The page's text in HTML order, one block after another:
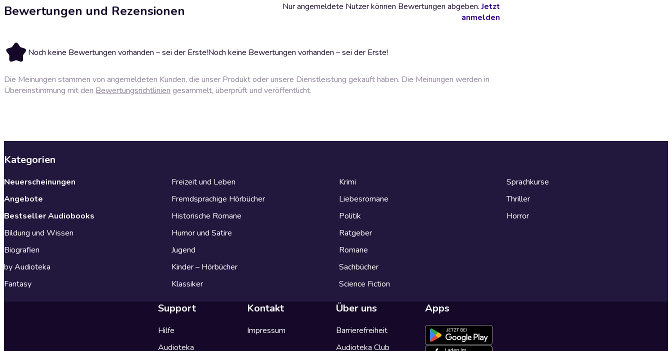
Bewertungen und Rezensionen
Noch keine Bewertungen vorhanden – sei der Erste!Noch keine Bewertungen vorhanden – sei der Erste!
Nur angemeldete Nutzer können Bewertungen abgeben.Jetzt
anmelden
Die Meinungen stammen von angemeldeten Kunden, die unser Produkt oder unsere Dienstleistung gekauft haben. Die Meinungen werden in
Übereinstimmung mit den Bewertungsrichtlinien gesammelt, überprüft und veröffentlicht.
Kategorien
Neuerscheinungen
Angebote
Bestseller Audiobooks
Bildung und Wissen
Biografien
by Audioteka
Fantasy
Freizeit und Leben
Fremdsprachige Hörbücher
Historische Romane
Humor und Satire
Jugend
Kinder – Hörbücher
Klassiker
Krimi
Liebesromane
Politik
Ratgeber
Romane
Sachbücher
Science Fiction
Sprachkurse
Thriller
Horror
Support
Hilfe
Audioteka
Kontakt
Impressum
Über uns
Barrierefreiheit
Audioteka Club
Apps